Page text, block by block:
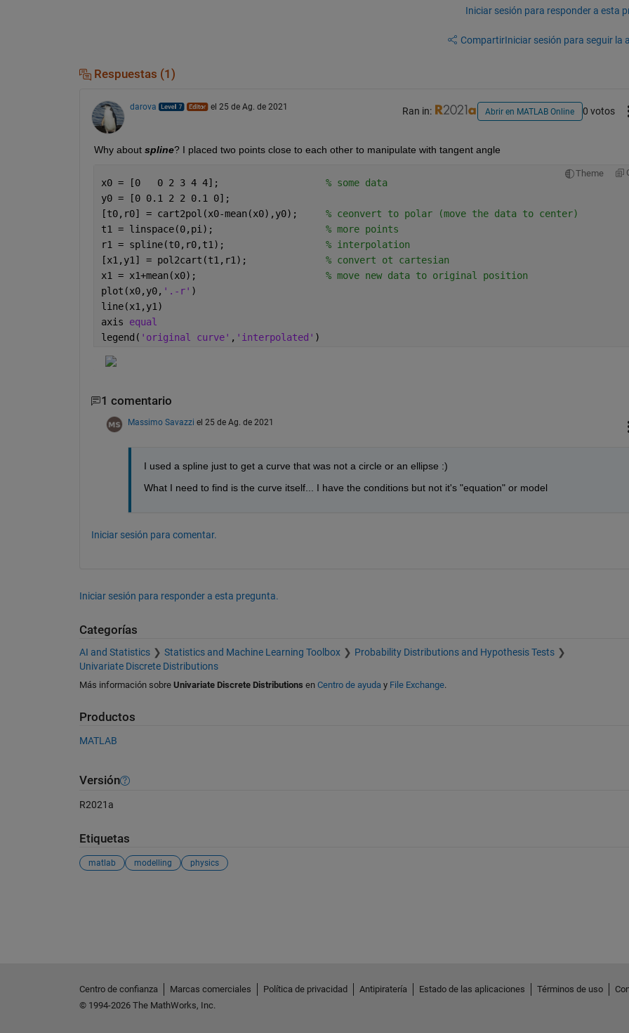
Iniciar sesión para responder a esta
CompartirIniciar sesión para seguir la
Respuestas (1)
darova el 25 de Ag. de 2021 Ran in: Abrir en MATLAB Online 0 votos
Why about spline? I placed two points close to each other to manipulate with tangent angle
Theme
x0 = [0   0 2 3 4 4]; % some data
y0 = [0 0.1 2 2 0.1 0];
[t0,r0] = cart2pol(x0-mean(x0),y0); % ceonvert to polar (move the data to center)
t1 = linspace(0,pi); % more points
r1 = spline(t0,r0,t1); % interpolation
[x1,y1] = pol2cart(t1,r1); % convert ot cartesian
x1 = x1+mean(x0); % move new data to original position
plot(x0,y0, '.-r' )
line(x1,y1)
axis equal
legend( 'original curve' , 'interpolated' )
1 comentario
Massimo Savazzi el 25 de Ag. de 2021
I used a spline just to get a curve that was not a circle or an ellipse :)
What I need to find is the curve itself... I have the conditions but not it's "equation" or model
Iniciar sesión para comentar.
Iniciar sesión para responder a esta pregunta.
Categorías
AI and Statistics Statistics and Machine Learning Toolbox
Probability Distributions and Hypothesis Tests
Univariate Discrete Distributions
Más información sobre Univariate Discrete Distributions en Centro de ayuday File Exchange.
Productos
MATLAB
Versión
R2021a
Etiquetas
matlab modelling physics
Centro de confianza Marcas comerciales Política de privacidad Antipiratería Estado de las aplicaciones Términos de uso
© 1994-2026 The MathWorks, Inc.